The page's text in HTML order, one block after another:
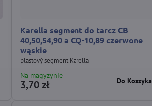
Karella segment do tarcz CB
40,50,54,90 a CQ-10,89 czerwone
wąskie
plastový segment Karella
Na magyzynie
3,70 zł Do Koszyka